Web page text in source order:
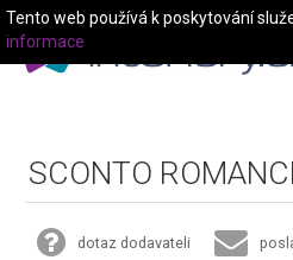
SCONTO
dotaz dodavateli
Tento web používá k poskytování
informace